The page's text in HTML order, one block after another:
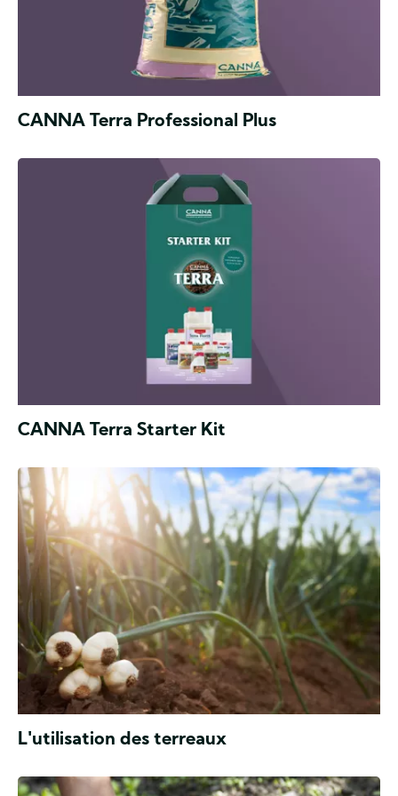
CANNA Terra Professional Plus
CANNA Terra Starter Kit
La
tourbe
de
Cultiver
dans
du
substrat
L'utilisation des terreaux
Cultiver